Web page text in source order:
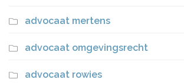
advocaat mertens
advocaat omgevingsrecht
advocaat rowies